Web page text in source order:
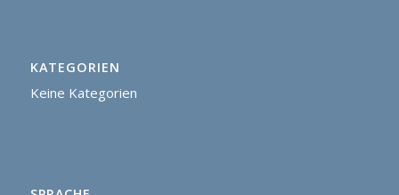
KATEGORIEN
Keine Kategorien